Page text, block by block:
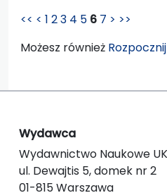
<< < 1 23 4 5 6 7 > >>
Możesz również
Wydawca
Wydawnictwo Naukowe
ul. Dewajtis 5, domek nr 2
01-815 Warszawa